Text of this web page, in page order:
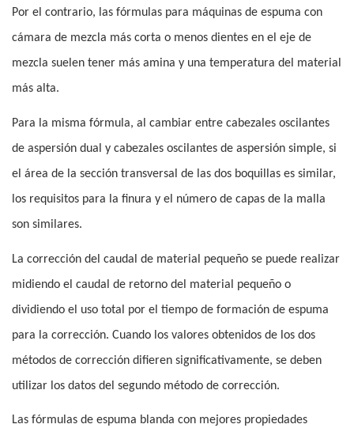
Por el contrario, las fórmulas para máquinas de espuma con
cámara de mezcla más corta o menos dientes en el eje de
mezcla suelen tener más amina y una temperatura del material
más alta.
Para la misma fórmula, al cambiar entre cabezales oscilantes
de aspersión dual y cabezales oscilantes de aspersión simple, si
el área de la sección transversal de las dos boquillas es similar,
los requisitos para la finura y el número de capas de la malla
son similares.
La corrección del caudal de material pequeño se puede realizar
midiendo el caudal de retorno del material pequeño o
dividiendo el uso total por el tiempo de formación de espuma
para la corrección. Cuando los valores obtenidos de los dos
métodos de corrección difieren significativamente, se deben
utilizar los datos del segundo método de corrección.
Las fórmulas de espuma blanda con mejores propiedades